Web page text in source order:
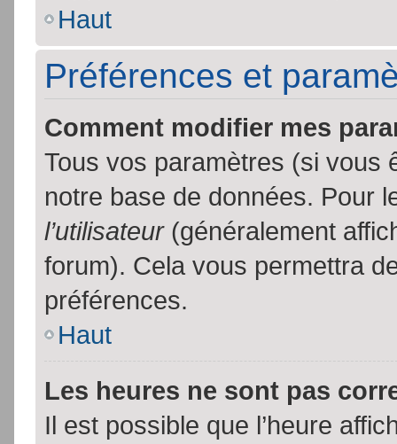
Haut
Préférences et
Comment modifier mes
Tous vos paramètres (si vous
notre base de données. Pour
l’utilisateur(généralement
forum). Cela vous permettra
préférences.
Haut
Les heures ne sont pas
Il est possible que l’heure